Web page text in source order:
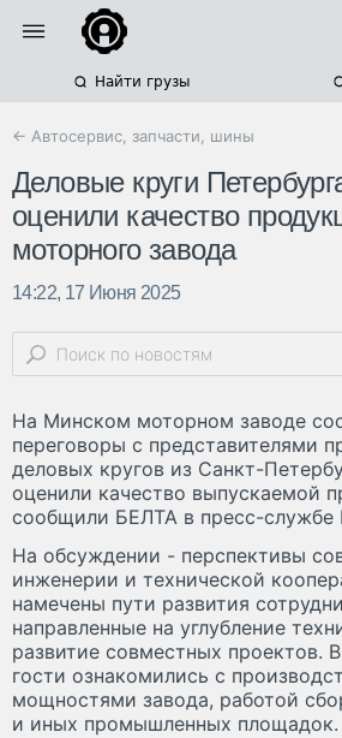
Найти грузы
← Автосервис, запчасти, шины
Деловые круги
оценили качество
моторного завода
14:22, 17 Июня 2025
На Минском моторном заводе
переговоры с представителями
деловых кругов из Санкт-
оценили качество выпускаемой
сообщили БЕЛТА в пресс-
На обсуждении - перспективы
инженерии и технической
намечены пути развития
направленные на углубление
развитие совместных проектов.
гости ознакомились с
мощностями завода, работой
и иных промышленных площадок.